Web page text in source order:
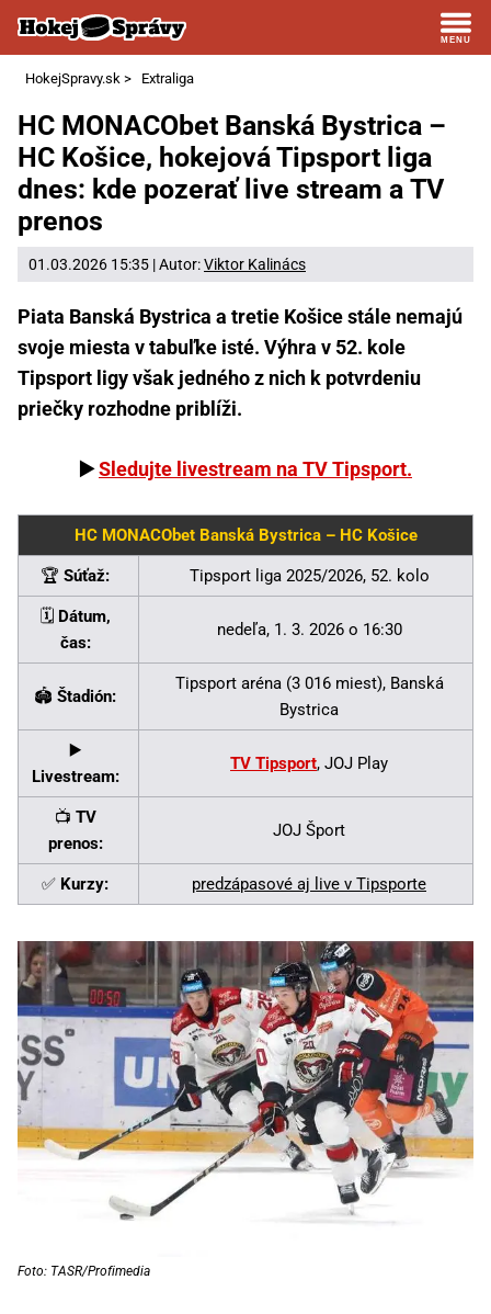
HokejSpravy.sk > Extraliga
HC MONACObet Banská Bystrica –
HC Košice, hokejová Tipsport liga
dnes: kde pozerať live stream a TV
prenos
01.03.2026 15:35 | Autor:Viktor Kalinács
Piata Banská Bystrica a tretie Košice stále nemajú
svoje miesta v tabuľke isté. Výhra v 52. kole
Tipsport ligy však jedného z nich k potvrdeniu
priečky rozhodne priblíži.
▶️Sledujte livestream na TV Tipsport.
HC MONACObet Banská Bystrica – HC Košice
🏆 Súťaž: Tipsport liga 2025/2026, 52. kolo
🗓️ Dátum,
čas:
nedeľa, 1. 3. 2026 o 16:30
🏟️ Štadión:
Tipsport aréna (3 016 miest), Banská
Bystrica
▶️
Livestream:
TV Tipsport, JOJ Play
📺 TV
prenos:
JOJ Šport
✅ Kurzy: predzápasové aj live v Tipsporte
Foto: TASR/Profimedia